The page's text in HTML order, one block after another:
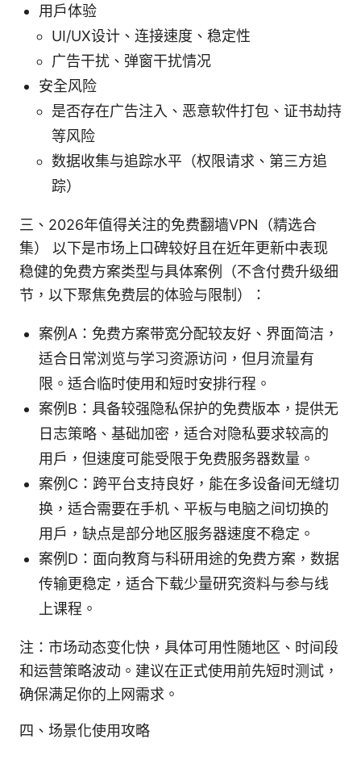
用户体验
UI/UX设计、连接速度、稳定性
广告干扰、弹窗干扰情况
安全风险
是否存在广告注入、恶意软件打包、证书劫持
等风险
数据收集与追踪水平（权限请求、第三方追
踪）
三、2026年值得关注的免费翻墙VPN（精选合
集） 以下是市场上口碑较好且在近年更新中表现
稳健的免费方案类型与具体案例（不含付费升级细
节，以下聚焦免费层的体验与限制）：
案例A：免费方案带宽分配较友好、界面简洁，
适合日常浏览与学习资源访问，但月流量有
限。适合临时使用和短时安排行程。
案例B：具备较强隐私保护的免费版本，提供无
日志策略、基础加密，适合对隐私要求较高的
用户，但速度可能受限于免费服务器数量。
案例C：跨平台支持良好，能在多设备间无缝切
换，适合需要在手机、平板与电脑之间切换的
用户，缺点是部分地区服务器速度不稳定。
案例D：面向教育与科研用途的免费方案，数据
传输更稳定，适合下载少量研究资料与参与线
上课程。
注：市场动态变化快，具体可用性随地区、时间段
和运营策略波动。建议在正式使用前先短时测试，
确保满足你的上网需求。
四、场景化使用攻略